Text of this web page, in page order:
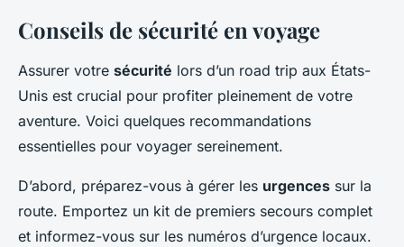
Conseils de sécurité en voyage
Assurer votre sécurité lors d’un road trip aux États-
Unis est crucial pour profiter pleinement de votre
aventure. Voici quelques recommandations
essentielles pour voyager sereinement.
D’abord, préparez-vous à gérer les urgences sur la
route. Emportez un kit de premiers secours complet
et informez-vous sur les numéros d’urgence locaux.